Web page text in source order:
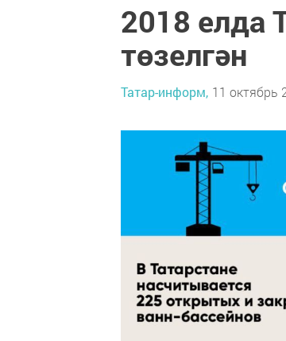
2018 елда
төзелгән
Татар-информ, 11 октябрь